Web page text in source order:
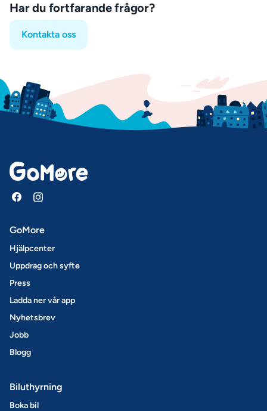
Har du fortfarande frågor?
Kontakta oss
GoMore
Hjälpcenter
Uppdrag och syfte
Press
Ladda ner vår app
Nyhetsbrev
Jobb
Blogg
Biluthyrning
Boka bil